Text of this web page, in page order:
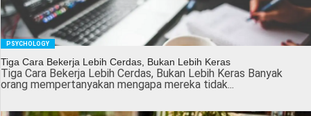
PSYCHOLOGY
Tiga Cara Bekerja Lebih Cerdas, Bukan Lebih Keras
Tiga Cara Bekerja Lebih Cerdas, Bukan Lebih Keras Banyak
orang mempertanyakan mengapa mereka tidak...